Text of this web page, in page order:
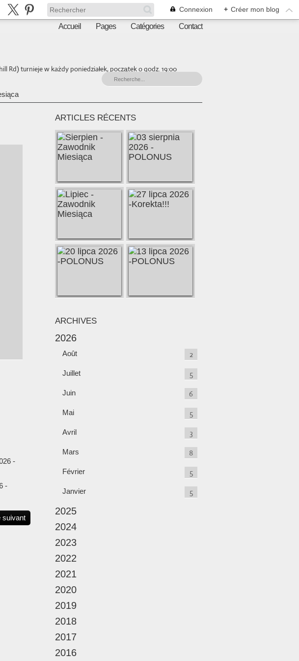
Connexion + Créer mon blog
Accueil Pages Catégories Contact
Rd) turnieje w każdy poniedziałek, początek o godz. 19:00
-
suivant
ARTICLES RÉCENTS
ARCHIVES
2026
Août 2
Juillet 5
Juin 6
Mai 5
Avril 3
Mars 8
Février 5
Janvier 5
2025
2024
2023
2022
2021
2020
2019
2018
2017
2016